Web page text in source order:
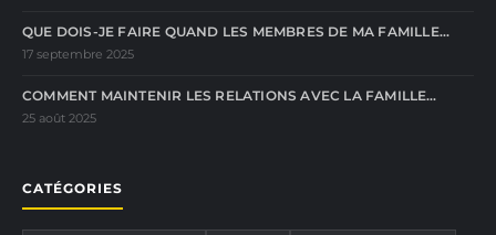
QUE DOIS-JE FAIRE QUAND LES MEMBRES DE MA FAMILLE…
17 septembre 2025
COMMENT MAINTENIR LES RELATIONS AVEC LA FAMILLE…
25 août 2025
CATÉGORIES